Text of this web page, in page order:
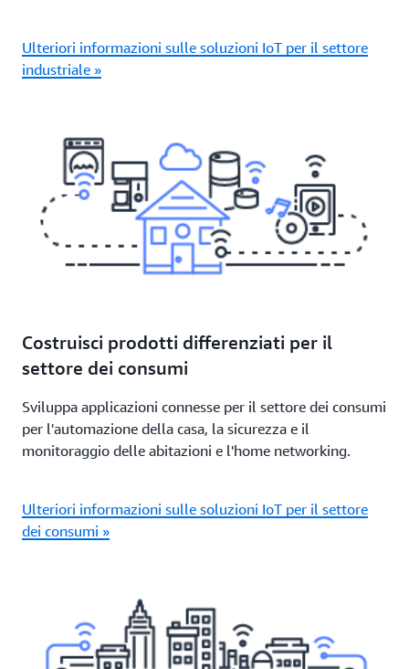
Ulteriori informazioni sulle soluzioni IoT per il settore
industriale »
Costruisci prodotti differenziati per il
settore dei consumi
Sviluppa applicazioni connesse per il settore dei consumi
per l'automazione della casa, la sicurezza e il
monitoraggio delle abitazioni e l'home networking.
Ulteriori informazioni sulle soluzioni IoT per il settore
dei consumi »